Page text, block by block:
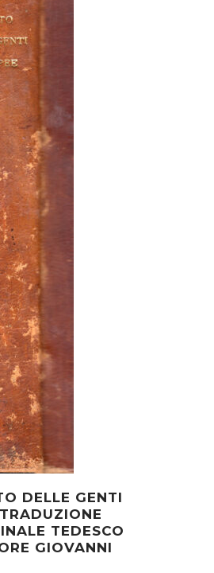
DELLE GENTI
TEDESCO
GIOVANNI